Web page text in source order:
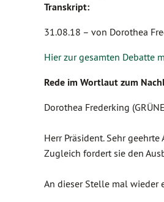
Transkript:
31.08.18 – von Dorothea
Hier zur gesamten Debatte
Rede im Wortlaut zum
Dorothea Frederking
Herr Präsident. Sehr
Zugleich fordert sie den
An dieser Stelle mal wieder